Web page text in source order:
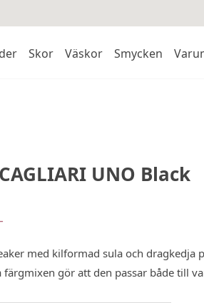
Skor Väskor Smycken
UNO Black
med kilformad sula och dragkedja
färgmixen gör att den passar både till